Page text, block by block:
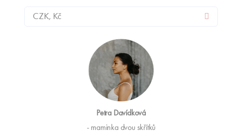
Petra Davídková
- maminka dvou skřítků